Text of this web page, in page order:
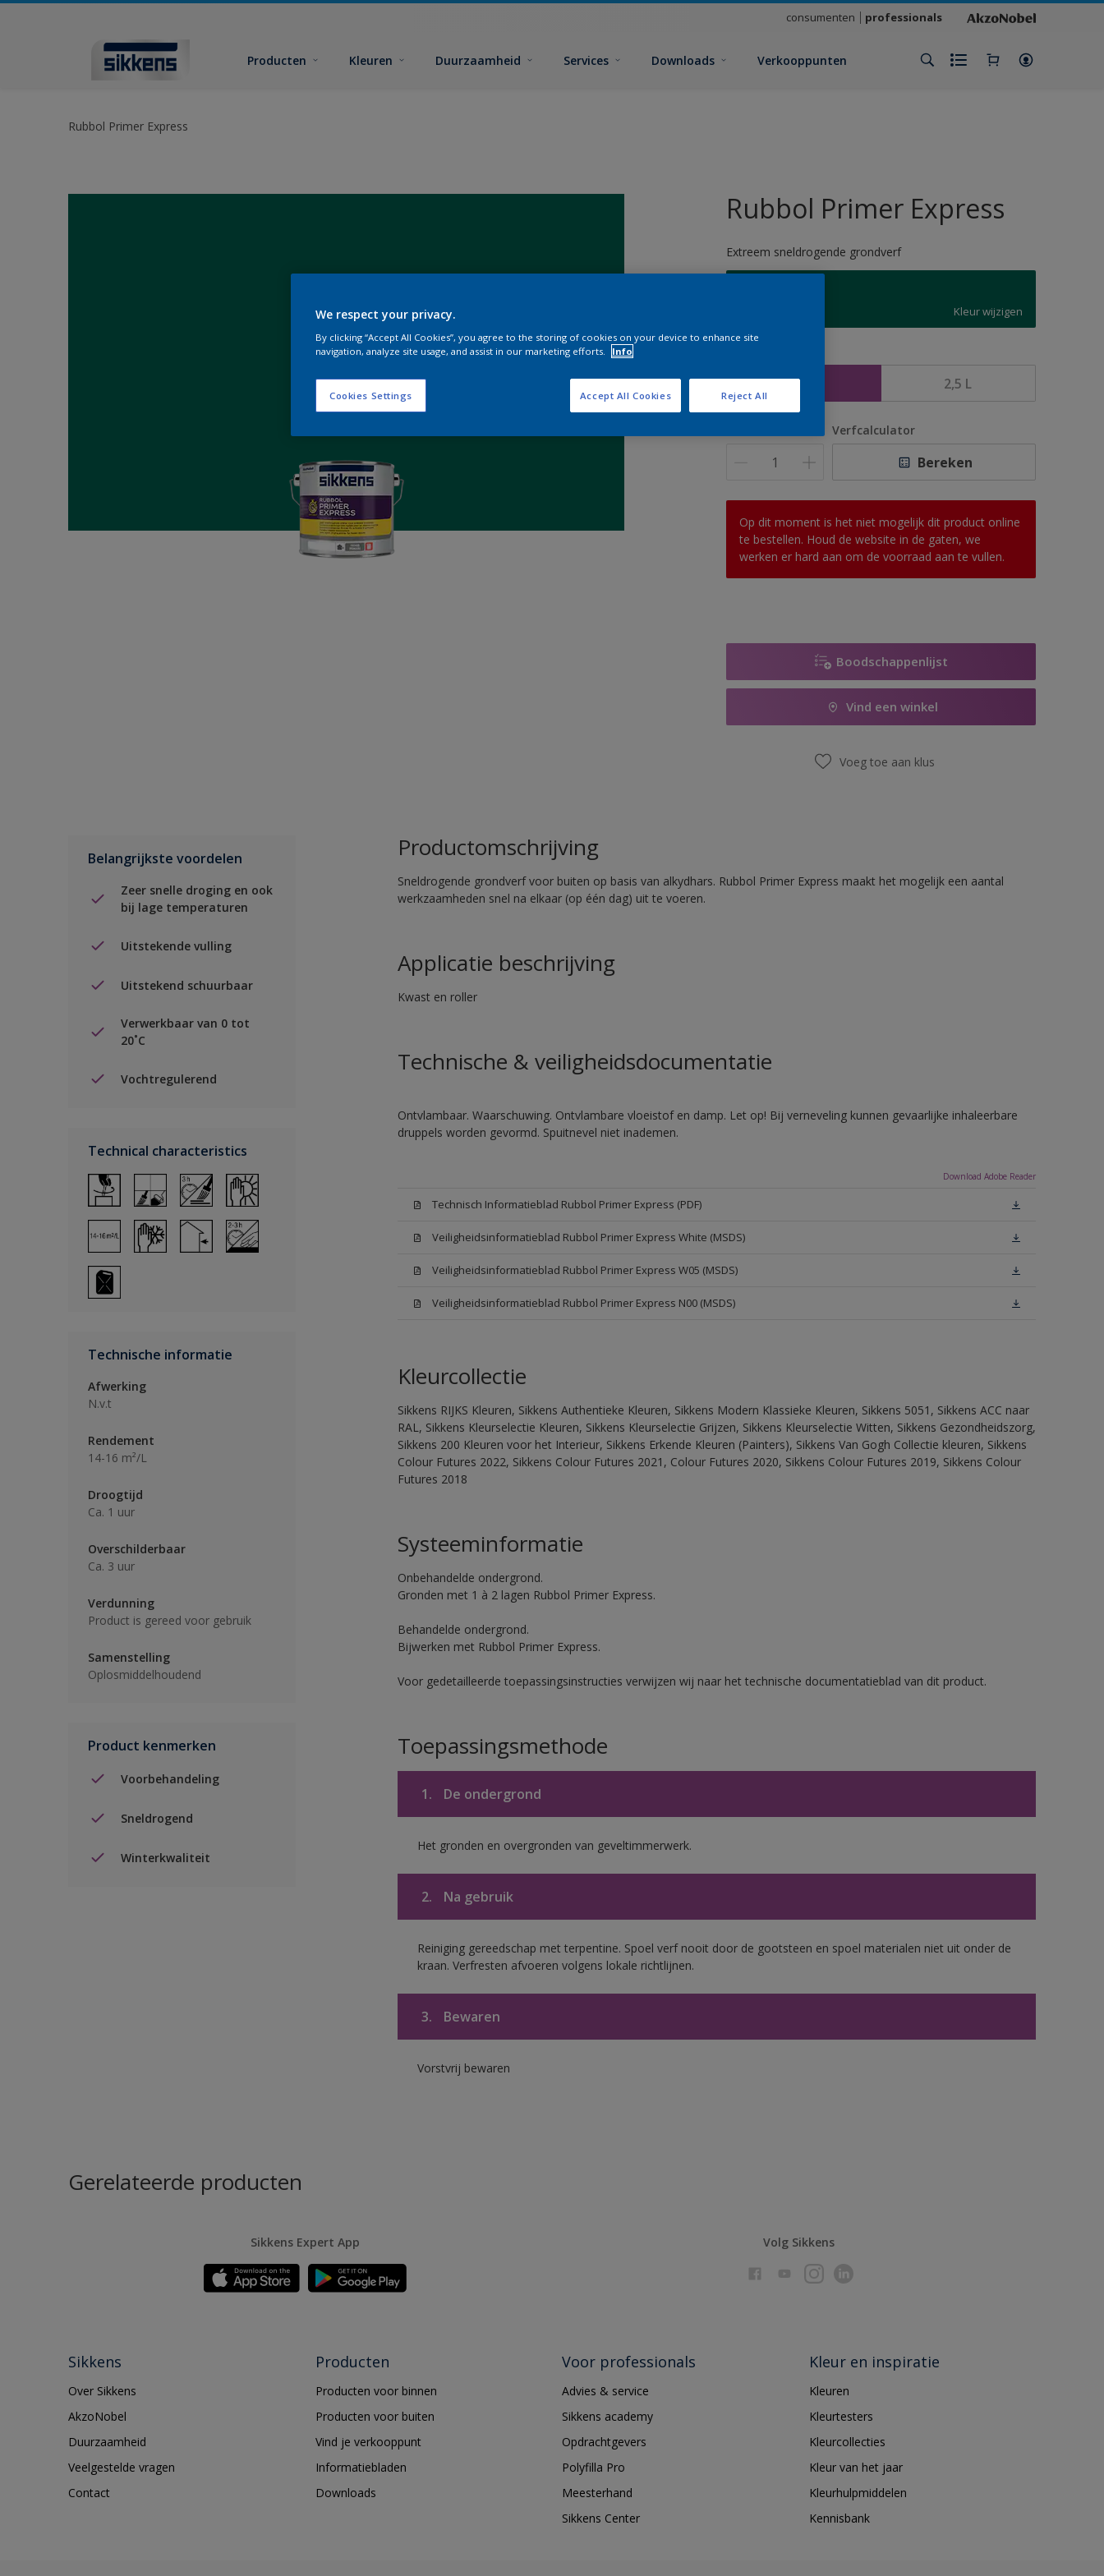
consumenten professionals
Producten Kleuren Duurzaamheid Services Downloads Verkooppunten
Rubbol Primer Express
Rubbol Primer Express
Extreem sneldrogende grondverf
Kleur wijzigen
1 L 2,5 L
Verfcalculator
Bereken
Op dit moment is het niet mogelijk dit product online
te bestellen. Houd de website in de gaten, we
werken er hard aan om de voorraad aan te vullen.
Boodschappenlijst
Vind een winkel
Voeg toe aan klus
Belangrijkste voordelen
Zeer snelle droging en ook
bij lage temperaturen
Uitstekende vulling
Uitstekend schuurbaar
Verwerkbaar van 0 tot
20˚C
Vochtregulerend
Technical characteristics
Technische informatie
Afwerking
N.v.t
Rendement
14-16 m²/L
Droogtijd
Ca. 1 uur
Overschilderbaar
Ca. 3 uur
Verdunning
Product is gereed voor gebruik
Samenstelling
Oplosmiddelhoudend
Product kenmerken
Voorbehandeling
Sneldrogend
Winterkwaliteit
Productomschrijving
Sneldrogende grondverf voor buiten op basis van alkydhars. Rubbol Primer Express maakt het mogelijk een aantal
werkzaamheden snel na elkaar (op één dag) uit te voeren.
Applicatie beschrijving
Kwast en roller
Technische & veiligheidsdocumentatie
Ontvlambaar. Waarschuwing. Ontvlambare vloeistof en damp. Let op! Bij verneveling kunnen gevaarlijke inhaleerbare
druppels worden gevormd. Spuitnevel niet inademen.
Download Adobe Reader
Technisch Informatieblad Rubbol Primer Express (PDF)
Veiligheidsinformatieblad Rubbol Primer Express White (MSDS)
Veiligheidsinformatieblad Rubbol Primer Express W05 (MSDS)
Veiligheidsinformatieblad Rubbol Primer Express N00 (MSDS)
Kleurcollectie
Sikkens RIJKS Kleuren, Sikkens Authentieke Kleuren, Sikkens Modern Klassieke Kleuren, Sikkens 5051, Sikkens ACC naar
RAL, Sikkens Kleurselectie Kleuren, Sikkens Kleurselectie Grijzen, Sikkens Kleurselectie Witten, Sikkens Gezondheidszorg,
Sikkens 200 Kleuren voor het Interieur, Sikkens Erkende Kleuren (Painters), Sikkens Van Gogh Collectie kleuren, Sikkens
Colour Futures 2022, Sikkens Colour Futures 2021, Colour Futures 2020, Sikkens Colour Futures 2019, Sikkens Colour
Futures 2018
Systeeminformatie
Onbehandelde ondergrond.
Gronden met 1 à 2 lagen Rubbol Primer Express.
Behandelde ondergrond.
Bijwerken met Rubbol Primer Express.
Voor gedetailleerde toepassingsinstructies verwijzen wij naar het technische documentatieblad van dit product.
Toepassingsmethode
1. De ondergrond
Het gronden en overgronden van geveltimmerwerk.
2. Na gebruik
Reiniging gereedschap met terpentine. Spoel verf nooit door de gootsteen en spoel materialen niet uit onder de
kraan. Verfresten afvoeren volgens lokale richtlijnen.
3. Bewaren
Vorstvrij bewaren
Gerelateerde producten
Sikkens Expert App Volg Sikkens
Sikkens
Over Sikkens
AkzoNobel
Duurzaamheid
Veelgestelde vragen
Contact
Producten
Producten voor binnen
Producten voor buiten
Vind je verkooppunt
Informatiebladen
Downloads
Voor professionals
Advies & service
Sikkens academy
Opdrachtgevers
Polyfilla Pro
Meesterhand
Sikkens Center
Kleur en inspiratie
Kleuren
Kleurtesters
Kleurcollecties
Kleur van het jaar
Kleurhulpmiddelen
Kennisbank
We respect your privacy.
By clicking “Accept All Cookies”, you agree to the storing of cookies on your device to enhance site
navigation, analyze site usage, and assist in our marketing efforts.
Info
Cookies Settings Reject All
Accept All Cookies